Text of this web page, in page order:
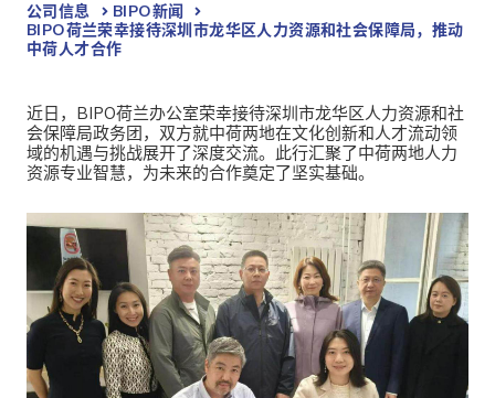
公司信息
BIPO新闻​
BIPO荷兰荣幸接待深圳市龙华区人力资源和社会保障局，推动
中荷人才合作
近日，BIPO荷兰办公室荣幸接待深圳市龙华区人力资源和社
会保障局政务团，双方就中荷两地在文化创新和人才流动领
域的机遇与挑战展开了深度交流。此行汇聚了中荷两地人力
资源专业智慧，为未来的合作奠定了坚实基础。